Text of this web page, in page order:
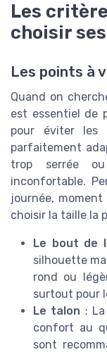
Les
choisir
Les points à
Quand on
est essentiel de
pour éviter les
parfaitement
trop serrée
inconfortable.
journée,
choisir la taille la
Le bout de
silhouette
rond ou
surtout pour
Le talon :
confort au
sont